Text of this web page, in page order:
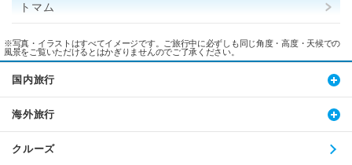
トマム
※写真・イラストはすべてイメージです。ご旅行中に必ずしも同じ角度・高度・天候での
風景をご覧いただけるとはかぎりませんのでご了承ください。
国内旅行
海外旅行
クルーズ